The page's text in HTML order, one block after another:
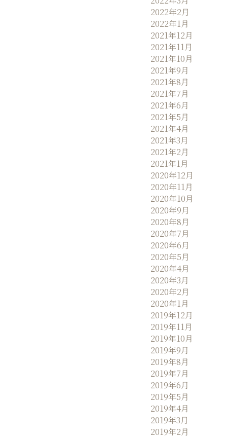
2022年2月
2022年1月
2021年12月
2021年11月
2021年10月
2021年9月
2021年8月
2021年7月
2021年6月
2021年5月
2021年4月
2021年3月
2021年2月
2021年1月
2020年12月
2020年11月
2020年10月
2020年9月
2020年8月
2020年7月
2020年6月
2020年5月
2020年4月
2020年3月
2020年2月
2020年1月
2019年12月
2019年11月
2019年10月
2019年9月
2019年8月
2019年7月
2019年6月
2019年5月
2019年4月
2019年3月
2019年2月